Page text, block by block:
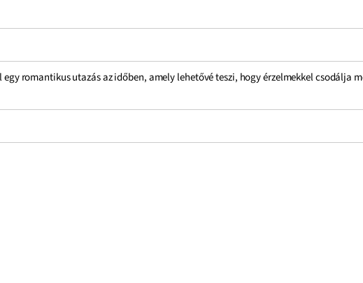
romantikus utazás az időben, amely lehetővé teszi, hogy érzelmekkel csodálja